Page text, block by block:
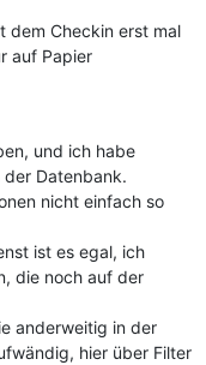
dem Checkin erst mal
auf Papier
und ich habe
Datenbank.
nicht einfach so
ist es egal, ich
die noch auf der
anderweitig in der
hier über Filter